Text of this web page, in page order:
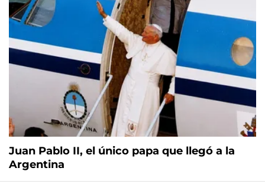
Juan Pablo II, el único papa que llegó a la
Argentina